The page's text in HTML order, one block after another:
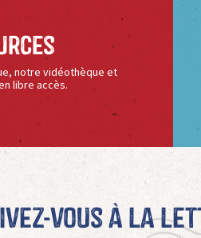
notre vidéothèque et
libre accès.
vous à La